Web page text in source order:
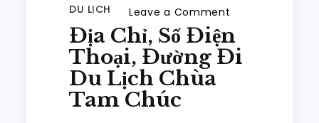
DU LỊCH Leave a Comment
Địa
Chỉ,
Địa Chỉ, Số Điện
Thoại, Đường Đi
Du Lịch Chùa
Tam Chúc